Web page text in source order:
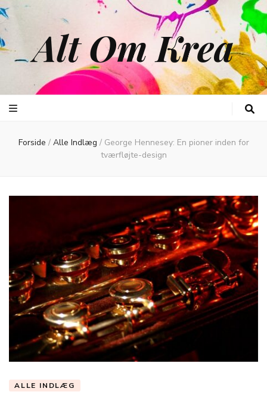
Alt Om Krea
Forside / Alle Indlæg / George Hennesey: En pioner inden for
tværfløjte-design
ALLE INDLÆG